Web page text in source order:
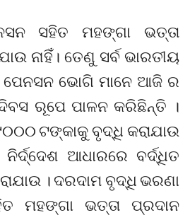
ସହିତ ମହଙ୍ଗା ଭତ୍ତା
ନାହିଁ। ତେଣୁ ସର୍ବ ଭାରତୀୟ
ଭୋଗି ମାନେ ଆଜି ର
ରୂପେ ପାଳନ କରିଛିନ୍ତି ।
ଟଙ୍କାକୁ ବୃଦ୍ଧି କରାଯାଉ
ଆଧାରରେ ବର୍ଦ୍ଧିତ
। ଦରଦାମ ବୃଦ୍ଧି ଭରଣା
ମହଙ୍ଗା ଭତ୍ତା ପ୍ରଦାନ